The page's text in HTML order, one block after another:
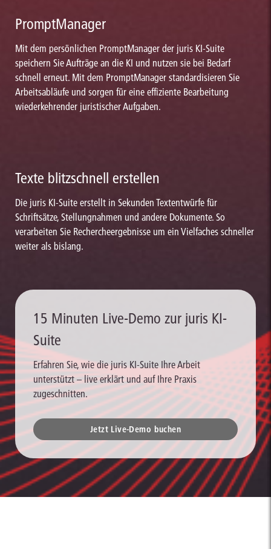
PromptManager
Mit dem persönlichen PromptManager der juris KI-Suite
speichern Sie Aufträge an die KI und nutzen sie bei Bedarf
schnell erneut. Mit dem PromptManager standardisieren Sie
Arbeitsabläufe und sorgen für eine effiziente Bearbeitung
wiederkehrender juristischer Aufgaben.
Texte blitzschnell erstellen
Die juris KI-Suite erstellt in Sekunden Textentwürfe für
Schriftsätze, Stellungnahmen und andere Dokumente. So
verarbeiten Sie Rechercheergebnisse um ein Vielfaches schneller
weiter als bislang.
15 Minuten Live-Demo zur juris KI-
Suite
Erfahren Sie, wie die juris KI-Suite Ihre Arbeit
unterstützt – live erklärt und auf Ihre Praxis
zugeschnitten.
Jetzt Live-Demo buchen